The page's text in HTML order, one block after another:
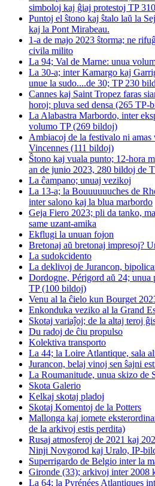
simboloj kaj ĝiaj protestoj TP
Puntoj el ŝtono kaj ŝtalo laŭ la
kaj la Pont Mirabeau.
1-a de majo 2023 ŝtorma; ne
civila milito
La 94; Val de Marne: unua
La 30-a; inter Kamargo kaj
unue la sudo....de 30; TP 230
Cannes kaj Saint Tropez faras
horoj; pluva sed densa (265 TP-
La Alabastra Marbordo, inter
volumo TP (269 bildoj)
Ambiacoj de la festivalo ni amas
Vincennes (111 bildoj)
Ŝtono kaj vuala punto; 12-hora
an de junio 2023, 280 bildoj de
La ĉampano; unuaj vezikoj
La 13-a; la Bouuuuuuches de
inter salono kaj la blua marbordo
Geja Fiero 2023; pli da tanko,
same uzant-amika
Ekflugi la unuan fojon
Bretonaj aŭ bretonaj impresoj?
La sudokcidento
La deklivoj de Jurancon,
Dordogne, Périgord aŭ 24;
TP (100 bildoj)
Venu al la ĉielo kun Bourget
Enkonduka veziko al la Grand
Skotaj variaĵoj; de la altaj teroj
Du radoj de ĉiu propulso
Kolektiva transporto
La 44; la Loire Atlantique, sala
Jurancon, belaj vinoj sen ŝajni
La Roumanitude, unua skizo de
Skota Galerio
Kelkaj skotaj pladoj
Skotaj Komentoj de la Potters
Mallonga kaj iomete
de la arkivoj estis perdita)
Rusaj atmosferoj de 2021 kaj
Ninji Novgorod kaj Uralo, IP-
Superrigardo de Belgio inter la
Gironde (33); arkivoj inter 2008
La 64; la Pyrénées Atlantiques